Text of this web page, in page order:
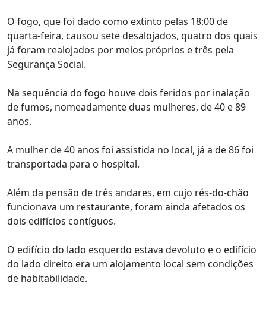
O fogo, que foi dado como extinto pelas 18:00 de
quarta-feira, causou sete desalojados, quatro dos quais
já foram realojados por meios próprios e três pela
Segurança Social.
Na sequência do fogo houve dois feridos por inalação
de fumos, nomeadamente duas mulheres, de 40 e 89
anos.
A mulher de 40 anos foi assistida no local, já a de 86 foi
transportada para o hospital.
Além da pensão de três andares, em cujo rés-do-chão
funcionava um restaurante, foram ainda afetados os
dois edifícios contíguos.
O edifício do lado esquerdo estava devoluto e o edifício
do lado direito era um alojamento local sem condições
de habitabilidade.